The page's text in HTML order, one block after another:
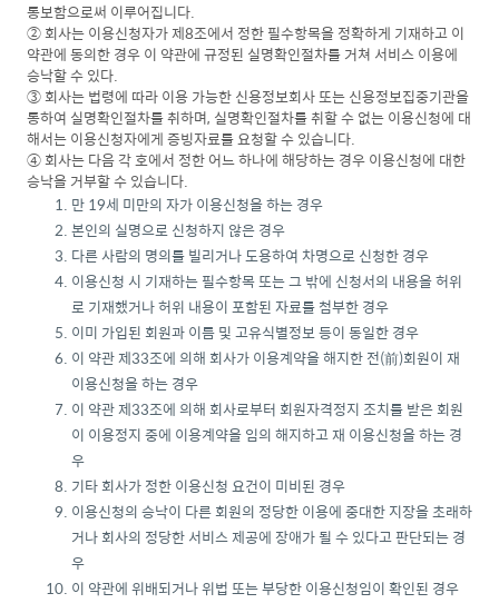
통보함으로써 이루어집니다.
② 회사는 이용신청자가 제8조에서 정한 필수항목을 정확하게 기재하고 이
약관에 동의한 경우 이 약관에 규정된 실명확인절차를 거쳐 서비스 이용에
승낙할 수 있다.
③ 회사는 법령에 따라 이용 가능한 신용정보회사 또는 신용정보집중기관을
통하여 실명확인절차를 취하며, 실명확인절차를 취할 수 없는 이용신청에 대
해서는 이용신청자에게 증빙자료를 요청할 수 있습니다.
④ 회사는 다음 각 호에서 정한 어느 하나에 해당하는 경우 이용신청에 대한
승낙을 거부할 수 있습니다.
만 19세 미만의 자가 이용신청을 하는 경우
본인의 실명으로 신청하지 않은 경우
다른 사람의 명의를 빌리거나 도용하여 차명으로 신청한 경우
이용신청 시 기재하는 필수항목 또는 그 밖에 신청서의 내용을 허위
로 기재했거나 허위 내용이 포함된 자료를 첨부한 경우
이미 가입된 회원과 이름 및 고유식별정보 등이 동일한 경우
이 약관 제33조에 의해 회사가 이용계약을 해지한 전(前)회원이 재
이용신청을 하는 경우
이 약관 제33조에 의해 회사로부터 회원자격정지 조치를 받은 회원
이 이용정지 중에 이용계약을 임의 해지하고 재 이용신청을 하는 경
우
기타 회사가 정한 이용신청 요건이 미비된 경우
이용신청의 승낙이 다른 회원의 정당한 이용에 중대한 지장을 초래하
거나 회사의 정당한 서비스 제공에 장애가 될 수 있다고 판단되는 경
우
이 약관에 위배되거나 위법 또는 부당한 이용신청임이 확인된 경우